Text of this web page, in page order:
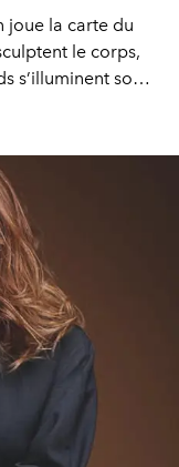
joue la carte du
le corps,
s’illuminent sous
de nous,
l’obscurité.